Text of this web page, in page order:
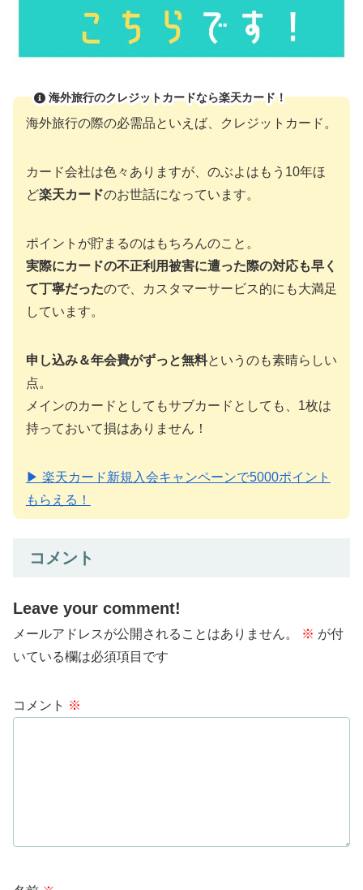
海外旅行のクレジットカードなら楽天カード！
海外旅行の際の必需品といえば、クレジットカード。
カード会社は色々ありますが、のぶよはもう10年ほ
ど楽天カードのお世話になっています。
ポイントが貯まるのはもちろんのこと。
実際にカードの不正利用被害に遭った際の対応も早く
て丁寧だったので、カスタマーサービス的にも大満足
しています。
申し込み＆年会費がずっと無料というのも素晴らしい
点。
メインのカードとしてもサブカードとしても、1枚は
持っておいて損はありません！
▶ 楽天カード新規入会キャンペーンで5000ポイント
もらえる！
コメント
Leave your comment!
メールアドレスが公開されることはありません。 ※ が付
いている欄は必須項目です
コメント ※